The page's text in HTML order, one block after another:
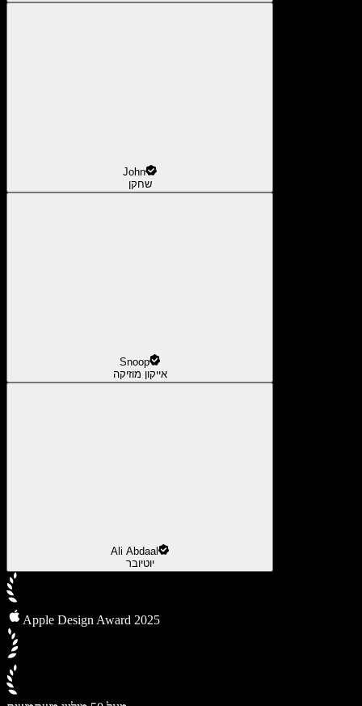
John
שחקן
Snoop
אייקון מוזיקה
Ali Abdaal
יוטיובר
Apple Design Award 2025